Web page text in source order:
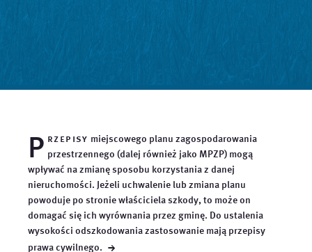
P rzepisy miejscowego planu zagospodarowania
przestrzennego (dalej również jako MPZP) mogą
wpływać na zmianę sposobu korzystania z danej
nieruchomości. Jeżeli uchwalenie lub zmiana planu
powoduje po stronie właściciela szkody, to może on
domagać się ich wyrównania przez gminę. Do ustalenia
wysokości odszkodowania zastosowanie mają przepisy
prawacywilnego. →